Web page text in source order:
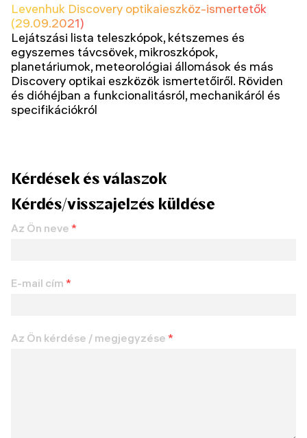
Levenhuk Discovery optikaieszköz-ismertetők
(29.09.2021)
Lejátszási lista teleszkópok, kétszemes és
egyszemes távcsövek, mikroszkópok,
planetáriumok, meteorológiai állomások és más
Discovery optikai eszközök ismertetőiről. Röviden
és dióhéjban a funkcionalitásról, mechanikáról és
specifikációkról
Kérdések és válaszok
Kérdés/visszajelzés küldése
Az Ön neve *
E-mail cím *
Az Ön kérdése / megjegyzése *